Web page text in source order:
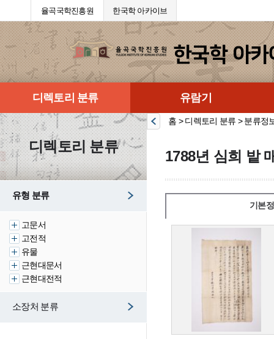
율곡국학진흥원 한국학 아카이브
디렉토리 분류 유람기
디렉토리 분류
유형 분류
고문서
고전적
유물
근현대문서
근현대전적
소장처 분류
홈 > 디렉토리 분류 > 분류정
1788년 심희 밭
기본